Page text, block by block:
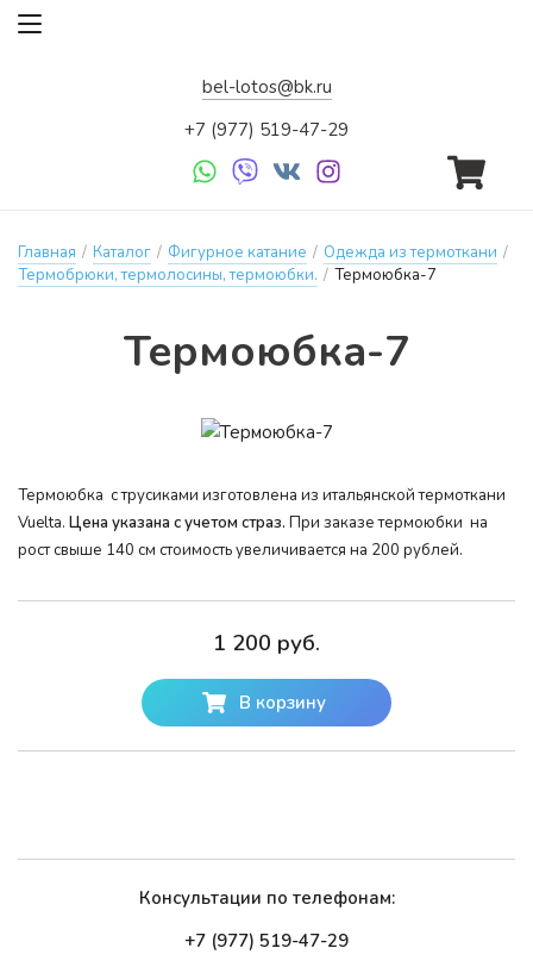
bel-lotos@bk.ru
+7 (977) 519-47-29
Главная / Каталог / Фигурное катание / Одежда из термоткани /
Термобрюки, термолосины, термоюбки. / Термоюбка-7
Тер­мо­юб­ка-7
Термоюбка с трусиками изготовлена из итальянской термоткани
Vuelta. Цена указана с учетом страз. При заказе термоюбки на
рост свыше 140 см стоимость увеличивается на 200 рублей.
1 200 руб.
В корзину
Консультации по телефонам:
+7 (977) 519-47-29